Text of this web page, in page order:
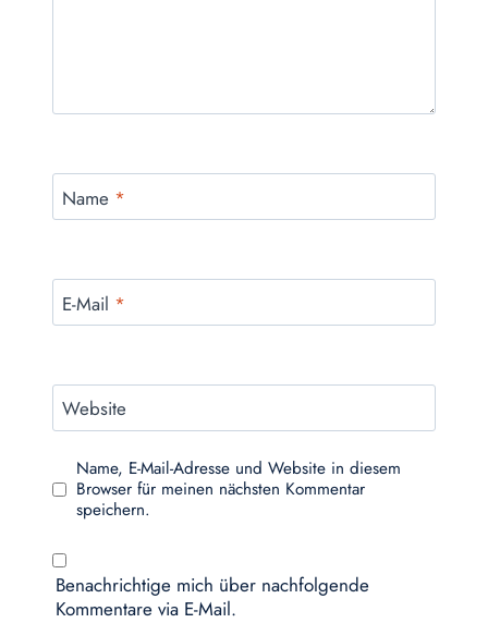
Name *
E-Mail *
Website
Name, E-Mail-Adresse und Website in diesem
Browser für meinen nächsten Kommentar
speichern.
Benachrichtige mich über nachfolgende
Kommentare via E-Mail.